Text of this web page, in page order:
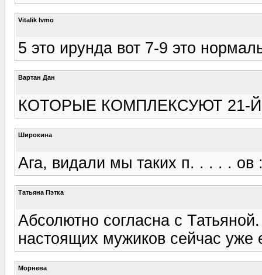
Vitalik Ivmo
5 это ирунда вот 7-9 это
Вартан Дан
КОТОРЫЕ КОМПЛЕКСУЮТ 21-
Широкина
Ага, видали мы таких п. . . . . ов
Татьяна Пэтка
Абсолютно согласна с
настоящих мужиков сейчас уже
Морнева